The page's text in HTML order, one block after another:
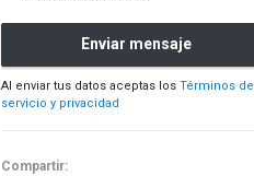
Enviar mensaje
Al enviar tus datos aceptas los Términos de
servicio y privacidad
Compartir: